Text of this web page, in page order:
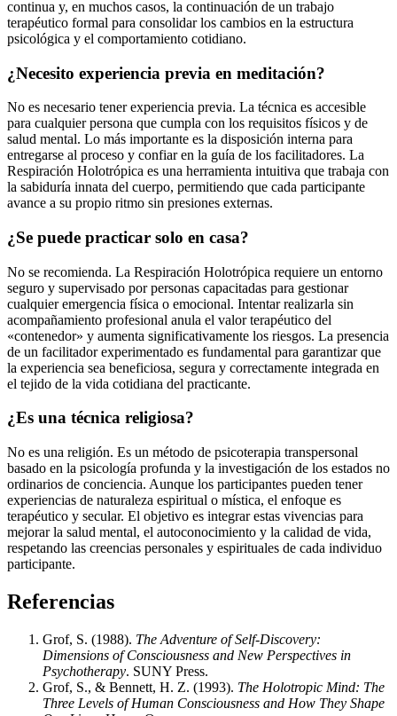
continua y, en muchos casos, la continuación de un trabajo
terapéutico formal para consolidar los cambios en la estructura
psicológica y el comportamiento cotidiano.
¿Necesito experiencia previa en meditación?
No es necesario tener experiencia previa. La técnica es accesible
para cualquier persona que cumpla con los requisitos físicos y de
salud mental. Lo más importante es la disposición interna para
entregarse al proceso y confiar en la guía de los facilitadores. La
Respiración Holotrópica es una herramienta intuitiva que trabaja con
la sabiduría innata del cuerpo, permitiendo que cada participante
avance a su propio ritmo sin presiones externas.
¿Se puede practicar solo en casa?
No se recomienda. La Respiración Holotrópica requiere un entorno
seguro y supervisado por personas capacitadas para gestionar
cualquier emergencia física o emocional. Intentar realizarla sin
acompañamiento profesional anula el valor terapéutico del
«contenedor» y aumenta significativamente los riesgos. La presencia
de un facilitador experimentado es fundamental para garantizar que
la experiencia sea beneficiosa, segura y correctamente integrada en
el tejido de la vida cotidiana del practicante.
¿Es una técnica religiosa?
No es una religión. Es un método de psicoterapia transpersonal
basado en la psicología profunda y la investigación de los estados no
ordinarios de conciencia. Aunque los participantes pueden tener
experiencias de naturaleza espiritual o mística, el enfoque es
terapéutico y secular. El objetivo es integrar estas vivencias para
mejorar la salud mental, el autoconocimiento y la calidad de vida,
respetando las creencias personales y espirituales de cada individuo
participante.
Referencias
Grof, S. (1988). The Adventure of Self-Discovery:
Dimensions of Consciousness and New Perspectives in
Psychotherapy. SUNY Press.
Grof, S., & Bennett, H. Z. (1993). The Holotropic Mind: The
Three Levels of Human Consciousness and How They Shape